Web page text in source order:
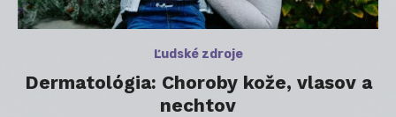
Ľudské zdroje
Dermatológia: Choroby kože, vlasov a
nechtov